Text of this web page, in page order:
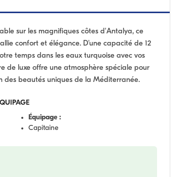
sur les magnifiques côtes d'Antalya, ce
confort et élégance. D'une capacité de 12
temps dans les eaux turquoise avec vos
de luxe offre une atmosphère spéciale pour
des beautés uniques de la Méditerranée.
Équipage :
Capitaine